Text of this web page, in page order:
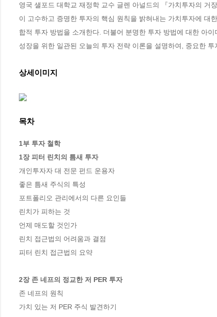
영국 샐포드 대학교 재정학 교수 글렌 아널드의 『가치투자의 거
이 고수하고 증명한 투자의 핵심 원칙을 밝혀내는 가치투자에 대
합적 투자 방법을 소개한다. 더불어 분명한 투자 방법에 대한 아
성장을 위한 일관된 오늘의 투자 전략 이론을 설명하여, 중요한
상세이미지
목차
1부 투자 철학
1장 피터 린치의 틈새 투자
개인투자자 대 전문 펀드 운용자
좋은 틈새 주식의 특성
포트폴리오 관리에서의 다른 요인들
린치가 피하는 것
언제 매도할 것인가
린치 접근법의 어려움과 결점
피터 린치 접근법의 요약
2장 존 네프의 정교한 저 PER 투자
존 네프의 원칙
가치 있는 저 PER 주식 발견하기